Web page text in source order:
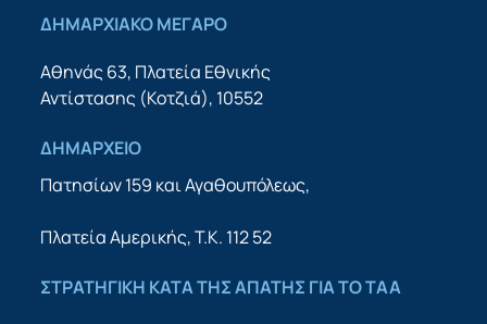
ΔΗΜΑΡΧΙΑΚΟ ΜΕΓΑΡΟ
Αθηνάς 63, Πλατεία Εθνικής
Αντίστασης (Κοτζιά), 10552
ΔΗΜΑΡΧΕΙΟ
Πατησίων 159 και Αγαθουπόλεως,
Πλατεία Αμερικής, Τ.Κ. 112 52
ΣΤΡΑΤΗΓΙΚΗ ΚΑΤΑ ΤΗΣ ΑΠΑΤΗΣ ΓΙΑ ΤΟ ΤΑΑ